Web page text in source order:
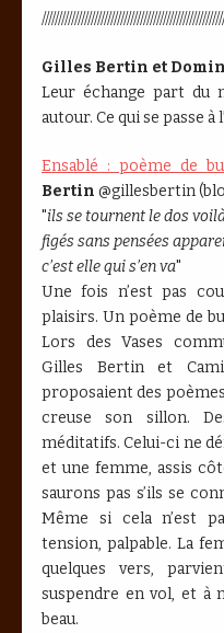
Gilles Bertin et
Leur échange part du
autour. Ce qui se passe à
Ensablé : poème de
Bertin @gillesbertin
"ils se tournent le dos
figés sans pensées
c’est elle qui s’en va"
Une fois n’est pas
plaisirs. Un poème de
Lors des Vases
Gilles Bertin et
proposaient des
creuse son sillon.
méditatifs. Celui-ci ne
et une femme, assis
saurons pas s’ils se
Même si cela n’est
tension, palpable. La
quelques vers,
suspendre en vol, et à
beau.